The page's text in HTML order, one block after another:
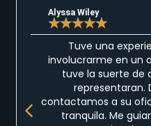
Alyssa Wiley
★★★★★
Tuve una
involucrarme en un
tuve la suerte de
representaran.
contactamos a su
tranquila. Me
Previous